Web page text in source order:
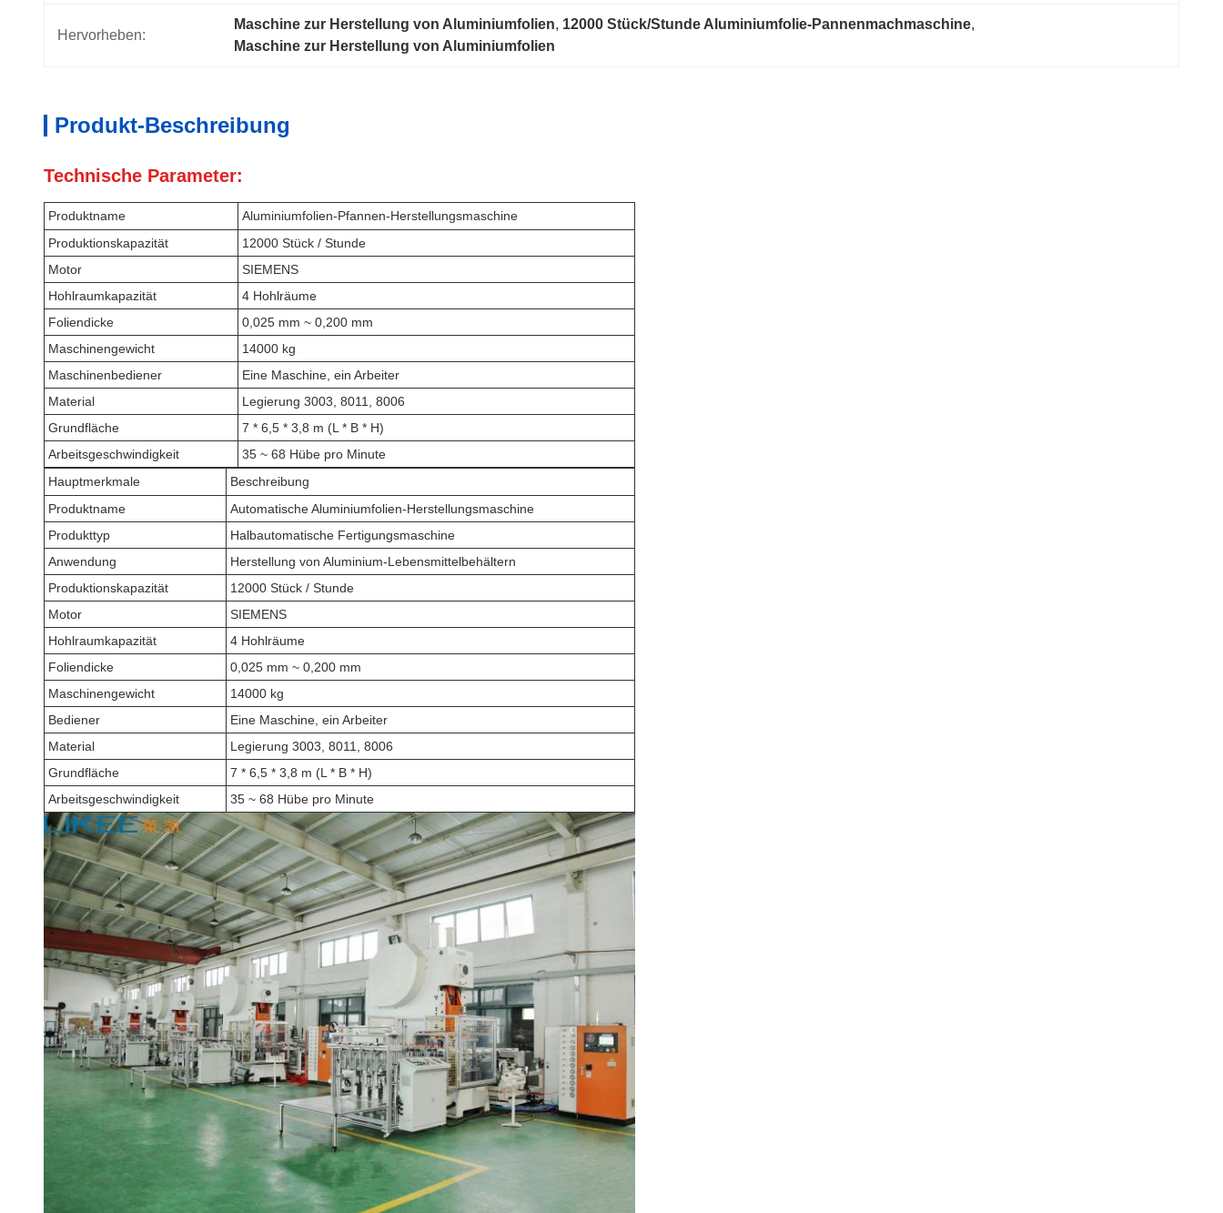
Hervorheben:
Maschine zur Herstellung von Aluminiumfolien, 12000 Stück/Stunde Aluminiumfolie-Pannenmachmaschine,
Maschine zur Herstellung von Aluminiumfolien
Produkt-Beschreibung
Technische Parameter:
Produktname
Aluminiumfolien-Pfannen-Herstellungsmaschine
Produktionskapazität
12000 Stück / Stunde
Motor
SIEMENS
Hohlraumkapazität
4 Hohlräume
Foliendicke
0,025 mm ~ 0,200 mm
Maschinengewicht
14000 kg
Maschinenbediener
Eine Maschine, ein Arbeiter
Material
Legierung 3003, 8011, 8006
Grundfläche
7 * 6,5 * 3,8 m (L * B * H)
Arbeitsgeschwindigkeit
35 ~ 68 Hübe pro Minute
Hauptmerkmale
Beschreibung
Produktname
Automatische Aluminiumfolien-Herstellungsmaschine
Produkttyp
Halbautomatische Fertigungsmaschine
Anwendung
Herstellung von Aluminium-Lebensmittelbehältern
Produktionskapazität
12000 Stück / Stunde
Motor
SIEMENS
Hohlraumkapazität
4 Hohlräume
Foliendicke
0,025 mm ~ 0,200 mm
Maschinengewicht
14000 kg
Bediener
Eine Maschine, ein Arbeiter
Material
Legierung 3003, 8011, 8006
Grundfläche
7 * 6,5 * 3,8 m (L * B * H)
Arbeitsgeschwindigkeit
35 ~ 68 Hübe pro Minute